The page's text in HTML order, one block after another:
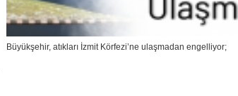
Büyükşehir, atıkları İzmit Körfezi’ne ulaşmadan engelliyor;